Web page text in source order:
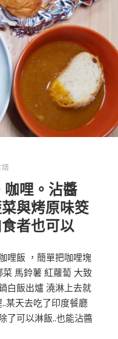
譜
咖哩。沾醬
與烤原味筊
者也可以
哩飯 ，簡單把咖哩塊
馬鈴薯 紅蘿蔔 大致
白飯出爐 澆淋上去就
某天去吃了印度餐廳
可以淋飯..也能沾醬